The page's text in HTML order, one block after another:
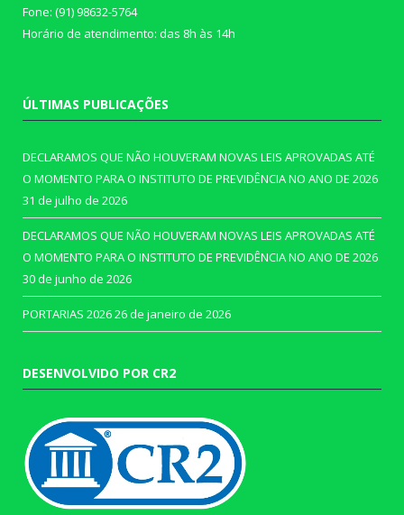
Fone: (91) 98632-5764
Horário de atendimento: das 8h às 14h
ÚLTIMAS PUBLICAÇÕES
DECLARAMOS QUE NÃO HOUVERAM NOVAS LEIS APROVADAS ATÉ
O MOMENTO PARA O INSTITUTO DE PREVIDÊNCIA NO ANO DE 2026
31 de julho de 2026
DECLARAMOS QUE NÃO HOUVERAM NOVAS LEIS APROVADAS ATÉ
O MOMENTO PARA O INSTITUTO DE PREVIDÊNCIA NO ANO DE 2026
30 de junho de 2026
PORTARIAS 202626 de janeiro de 2026
DESENVOLVIDO POR CR2